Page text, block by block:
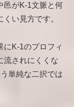
邑がK-1文脈と何
い見方です。
にK-1のプロフィ
流されにくくな
単純な二択では